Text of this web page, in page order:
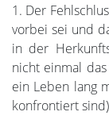
1. Der
vorbei sei und
in der
nicht einmal
ein Leben lang
konfrontiert